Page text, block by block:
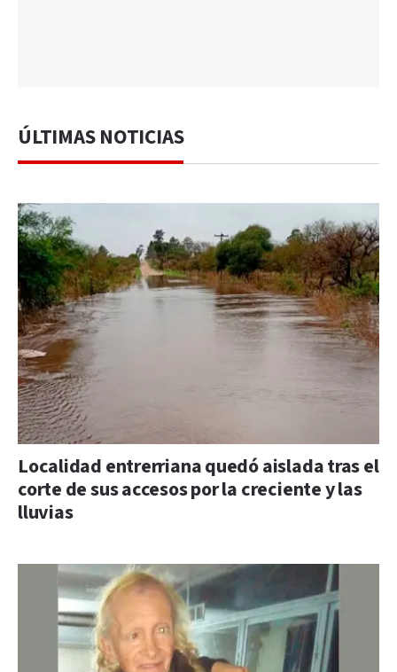
ÚLTIMAS NOTICIAS
Localidad entrerriana quedó aislada tras el
corte de sus accesos por la creciente y las
lluvias